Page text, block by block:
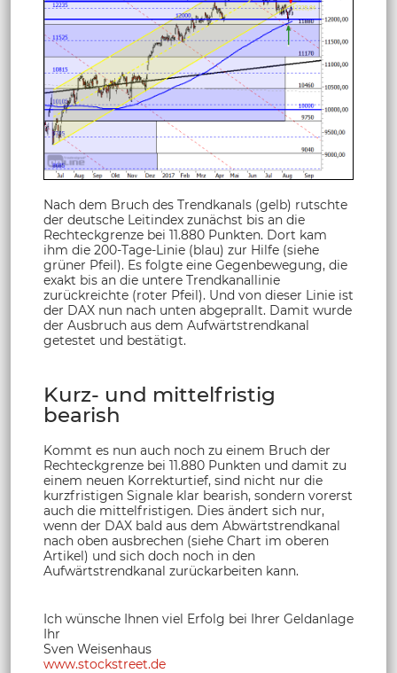
Nach dem Bruch des Trendkanals (gelb) rutschte
der deutsche Leitindex zunächst bis an die
Rechteckgrenze bei 11.880 Punkten. Dort kam
ihm die 200-Tage-Linie (blau) zur Hilfe (siehe
grüner Pfeil). Es folgte eine Gegenbewegung, die
exakt bis an die untere Trendkanallinie
zurückreichte (roter Pfeil). Und von dieser Linie ist
der DAX nun nach unten abgeprallt. Damit wurde
der Ausbruch aus dem Aufwärtstrendkanal
getestet und bestätigt.
Kurz- und mittelfristig
bearish
Kommt es nun auch noch zu einem Bruch der
Rechteckgrenze bei 11.880 Punkten und damit zu
einem neuen Korrekturtief, sind nicht nur die
kurzfristigen Signale klar bearish, sondern vorerst
auch die mittelfristigen. Dies ändert sich nur,
wenn der DAX bald aus dem Abwärtstrendkanal
nach oben ausbrechen (siehe Chart im oberen
Artikel) und sich doch noch in den
Aufwärtstrendkanal zurückarbeiten kann.
Ich wünsche Ihnen viel Erfolg bei Ihrer Geldanlage
Ihr
Sven Weisenhaus
www.stockstreet.de